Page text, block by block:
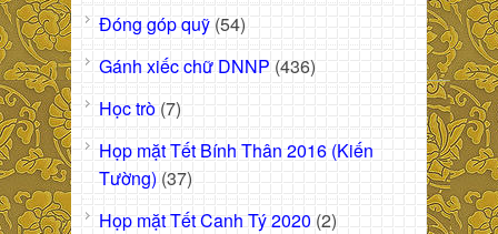
Đóng góp quỹ (54)
Gánh xiếc chữ DNNP (436)
Học trò (7)
Họp mặt Tết Bính Thân 2016 (Kiến
Tường) (37)
Họp mặt Tết Canh Tý 2020 (2)